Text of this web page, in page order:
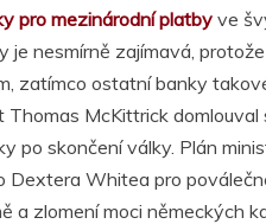
pro mezinárodní platby ve
je nesmírně zajímavá,
zatímco ostatní banky
Thomas McKittrick
po skončení války. Plán
Dextera Whitea pro
a zlomení moci německých